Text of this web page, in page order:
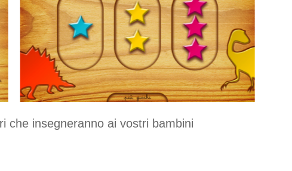
che insegneranno ai vostri bambini